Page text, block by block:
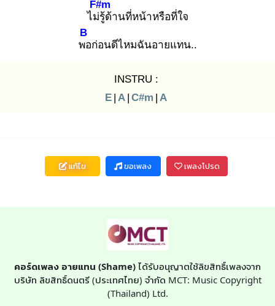
ไม่รู้
F#m
ด้านที่หน้าหรือที่ใจ
พอ
B
ก่อนดีไหมฉันอายแทน..
INSTRU :
E | A | C#m | A
แก้ไข ขอเพลง เพลงโปรด
คอร์ดเพลง อายแทน (Shame) ได้รับอนุญาตใช้ลิขสิทธิ์เพลงจาก
บริษัท ลิขสิทธิ์ดนตรี (ประเทศไทย) จำกัด MCT: Music Copyright
(Thailand) Ltd.